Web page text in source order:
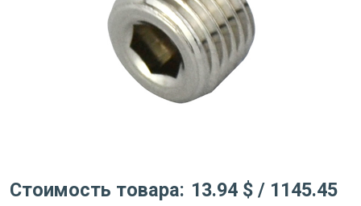
Стоимость товара: 13.94 $ / 1145.45